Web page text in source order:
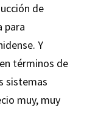
de
para
Y
términos de
sistemas
muy, muy